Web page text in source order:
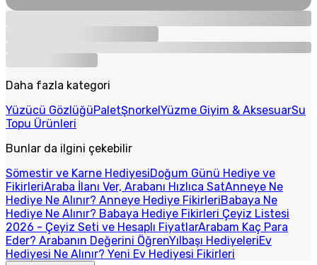
Daha fazla kategori
Yüzücü GözlüğüPaletŞnorkelYüzme Giyim & AksesuarSu
Topu Ürünleri
Bunlar da ilgini çekebilir
Sömestir ve Karne HediyesiDoğum Günü Hediye ve
FikirleriAraba İlanı Ver, Arabanı Hızlıca SatAnneye Ne
Hediye Ne Alınır? Anneye Hediye FikirleriBabaya Ne
Hediye Ne Alınır? Babaya Hediye Fikirleri Çeyiz Listesi
2026 - Çeyiz Seti ve Hesaplı FiyatlarArabam Kaç Para
Eder? Arabanın Değerini ÖğrenYılbaşı HediyeleriEv
Hediyesi Ne Alınır? Yeni Ev Hediyesi Fikirleri